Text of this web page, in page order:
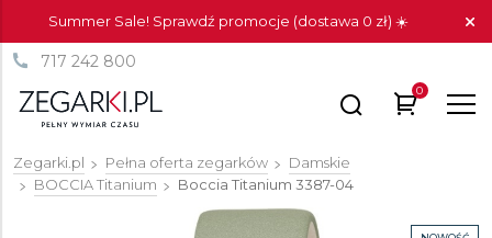
Summer Sale! Sprawdź promocje (dostawa 0 zł) ☀️
717 242 800
0
Zegarki.pl Pełna oferta zegarków
Damskie
BOCCIA Titanium
Boccia Titanium 3387-04